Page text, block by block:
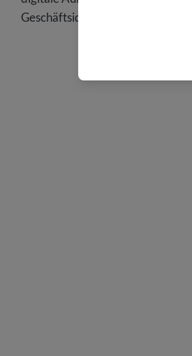
Geschäftsidee.